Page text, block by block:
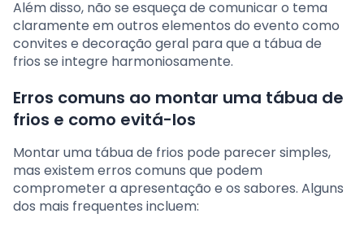
Além disso, não se esqueça de comunicar o tema
claramente em outros elementos do evento como
convites e decoração geral para que a tábua de
frios se integre harmoniosamente.
Erros comuns ao montar uma tábua de
frios e como evitá-los
Montar uma tábua de frios pode parecer simples,
mas existem erros comuns que podem
comprometer a apresentação e os sabores. Alguns
dos mais frequentes incluem: